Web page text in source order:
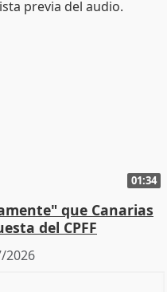
01:34
que Canarias
del CPFF
2026